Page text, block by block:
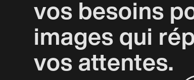
vos besoins
images qui
vos attentes.